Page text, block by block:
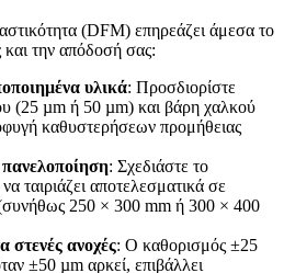
(DFM) επηρεάζει άμεσα το
την απόδοσή σας:
υλικά: Προσδιορίστε
(25 µm ή 50 µm) και βάρη χαλκού
καθυστερήσεων προμήθειας
: Σχεδιάστε το
ταιριάζει αποτελεσματικά σε
250 × 300 mm ή 300 × 400
στενές ανοχές: Ο καθορισμός ±25
±50 µm αρκεί, επιβάλλει